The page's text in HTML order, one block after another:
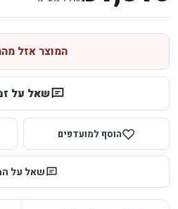
המוצר אזל
שאל על
הוסף למועדפים
שאל על